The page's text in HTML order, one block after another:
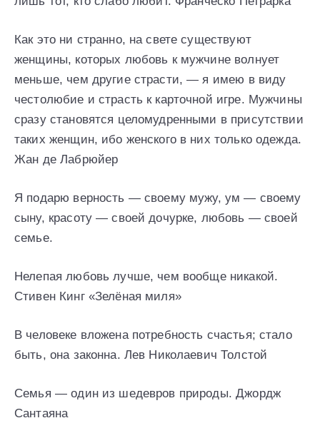
Как это ни странно, на свете существуют
женщины, которых любовь к мужчине волнует
меньше, чем другие страсти, — я имею в виду
честолюбие и страсть к карточной игре. Мужчины
сразу становятся целомудренными в присутствии
таких женщин, ибо женского в них только одежда.
Жан де Лабрюйер
Я подарю верность — своему мужу, ум — своему
сыну, красоту — своей дочурке, любовь — своей
семье.
Нелепая любовь лучше, чем вообще никакой.
Стивен Кинг «Зелёная миля»
В человеке вложена потребность счастья; стало
быть, она законна. Лев Николаевич Толстой
Семья — один из шедевров природы. Джордж
Сантаяна